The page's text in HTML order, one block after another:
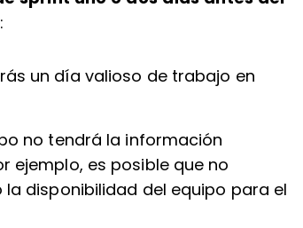
un día valioso de trabajo en
no tendrá la información
ejemplo, es posible que no
disponibilidad del equipo para el